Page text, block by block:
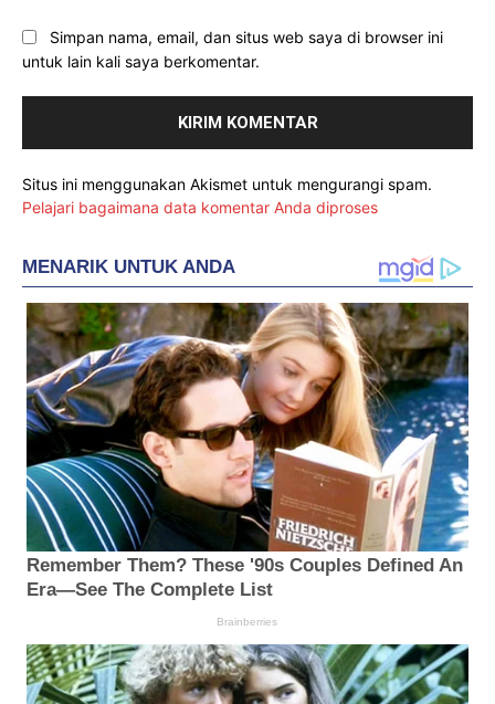
Simpan nama, email, dan situs web saya di browser ini
untuk lain kali saya berkomentar.
Situs ini menggunakan Akismet untuk mengurangi spam.
Pelajari bagaimana data komentar Anda diproses